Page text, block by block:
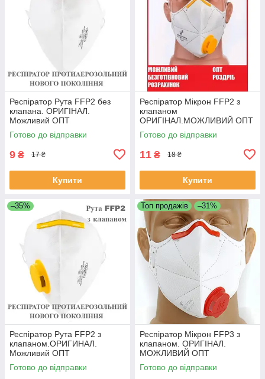
Респіратор Рута FFP2 без
клапана. ОРИГІНАЛ.
Можливий ОПТ
Готово до відправки
9 ₴ 17 ₴
Купити
Респіратор Мікрон FFP2 з
клапаном
ОРИГІНАЛ.МОЖЛИВИЙ ОПТ
Готово до відправки
11 ₴ 18 ₴
Купити
–35%
Респіратор Рута FFP2 з
клапаном.ОРИГИНАЛ.
Можливий ОПТ
Готово до відправки
Топ продажів –31%
Респіратор Мікрон FFP3 з
клапаном. ОРИГІНАЛ.
МОЖЛИВИЙ ОПТ
Готово до відправки